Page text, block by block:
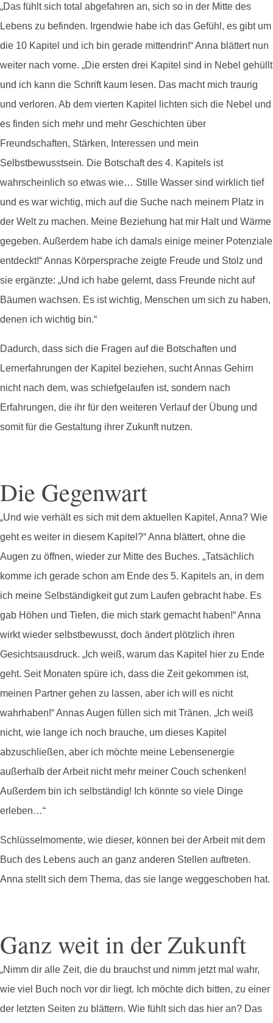
„Das fühlt sich total abgefahren an, sich so in der Mitte des
Lebens zu befinden. Irgendwie habe ich das Gefühl, es gibt um
die 10 Kapitel und ich bin gerade mittendrin!“ Anna blättert nun
weiter nach vorne. „Die ersten drei Kapitel sind in Nebel gehüllt
und ich kann die Schrift kaum lesen. Das macht mich traurig
und verloren. Ab dem vierten Kapitel lichten sich die Nebel und
es finden sich mehr und mehr Geschichten über
Freundschaften, Stärken, Interessen und mein
Selbstbewusstsein. Die Botschaft des 4. Kapitels ist
wahrscheinlich so etwas wie… Stille Wasser sind wirklich tief
und es war wichtig, mich auf die Suche nach meinem Platz in
der Welt zu machen. Meine Beziehung hat mir Halt und Wärme
gegeben. Außerdem habe ich damals einige meiner Potenziale
entdeckt!“ Annas Körpersprache zeigte Freude und Stolz und
sie ergänzte: „Und ich habe gelernt, dass Freunde nicht auf
Bäumen wachsen. Es ist wichtig, Menschen um sich zu haben,
denen ich wichtig bin.“
Dadurch, dass sich die Fragen auf die Botschaften und
Lernerfahrungen der Kapitel beziehen, sucht Annas Gehirn
nicht nach dem, was schiefgelaufen ist, sondern nach
Erfahrungen, die ihr für den weiteren Verlauf der Übung und
somit für die Gestaltung ihrer Zukunft nutzen.
Die Gegenwart
„Und wie verhält es sich mit dem aktuellen Kapitel, Anna? Wie
geht es weiter in diesem Kapitel?“ Anna blättert, ohne die
Augen zu öffnen, wieder zur Mitte des Buches. „Tatsächlich
komme ich gerade schon am Ende des 5. Kapitels an, in dem
ich meine Selbständigkeit gut zum Laufen gebracht habe. Es
gab Höhen und Tiefen, die mich stark gemacht haben!“ Anna
wirkt wieder selbstbewusst, doch ändert plötzlich ihren
Gesichtsausdruck. „Ich weiß, warum das Kapitel hier zu Ende
geht. Seit Monaten spüre ich, dass die Zeit gekommen ist,
meinen Partner gehen zu lassen, aber ich will es nicht
wahrhaben!“ Annas Augen füllen sich mit Tränen. „Ich weiß
nicht, wie lange ich noch brauche, um dieses Kapitel
abzuschließen, aber ich möchte meine Lebensenergie
außerhalb der Arbeit nicht mehr meiner Couch schenken!
Außerdem bin ich selbständig! Ich könnte so viele Dinge
erleben…“
Schlüsselmomente, wie dieser, können bei der Arbeit mit dem
Buch des Lebens auch an ganz anderen Stellen auftreten.
Anna stellt sich dem Thema, das sie lange weggeschoben hat.
Ganz weit in der Zukunft
„Nimm dir alle Zeit, die du brauchst und nimm jetzt mal wahr,
wie viel Buch noch vor dir liegt. Ich möchte dich bitten, zu einer
der letzten Seiten zu blättern. Wie fühlt sich das hier an? Das